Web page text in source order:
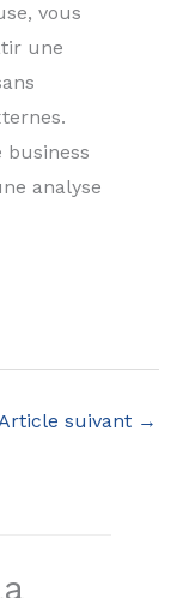
vous
une
business
analyse
suivant →